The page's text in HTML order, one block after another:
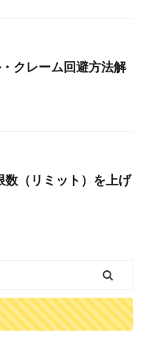
クレーム回避方法解
（リミット）を上げ